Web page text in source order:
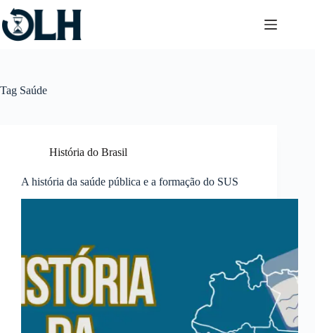
Pular
para
o
conteúdo
Tag Saúde
História do Brasil
A história da saúde pública e a formação do SUS